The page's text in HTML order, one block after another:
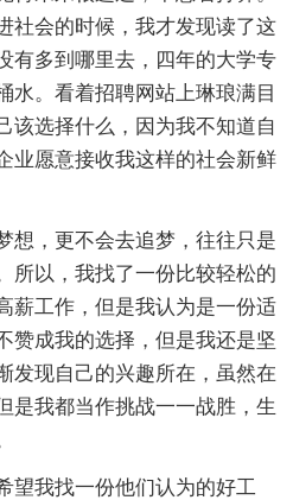
社会的时候，我才发现读了这
有多到哪里去，四年的大学专
水。看着招聘网站上琳琅满目
该选择什么，因为我不知道自
业愿意接收我这样的社会新鲜
想，更不会去追梦，往往只是
所以，我找了一份比较轻松的
薪工作，但是我认为是一份适
赞成我的选择，但是我还是坚
发现自己的兴趣所在，虽然在
是我都当作挑战一一战胜，生
望我找一份他们认为的好工